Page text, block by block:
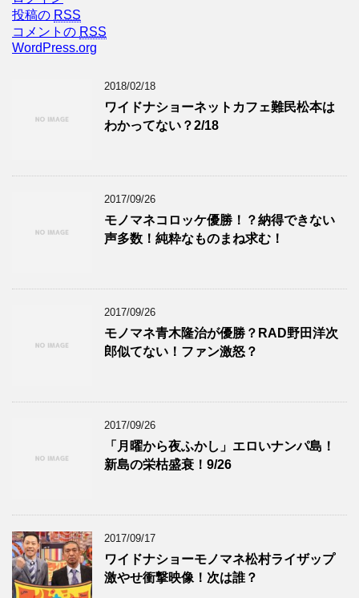
投稿の RSS
コメントの RSS
WordPress.org
2018/02/18
ワイドナショーネットカフェ難民松本は
わかってない？2/18
2017/09/26
モノマネコロッケ優勝！？納得できない
声多数！純粋なものまね求む！
2017/09/26
モノマネ青木隆治が優勝？RAD野田洋次
郎似てない！ファン激怒？
2017/09/26
「月曜から夜ふかし」エロいナンパ島！
新島の栄枯盛衰！9/26
2017/09/17
ワイドナショーモノマネ松村ライザップ
激やせ衝撃映像！次は誰？